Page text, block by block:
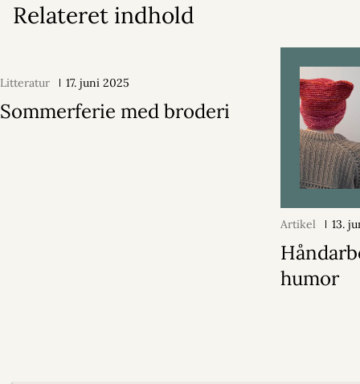
Relateret indhold
Litteratur 17. juni 2025
Sommerferie med broderi
Artikel 13.
humor